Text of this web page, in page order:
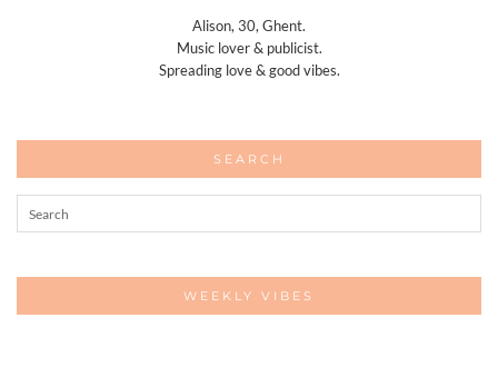
Alison, 30, Ghent.
Music lover & publicist.
Spreading love & good vibes.
SEARCH
WEEKLY VIBES